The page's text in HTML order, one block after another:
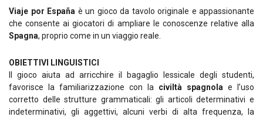
Viaje por España è un gioco da tavolo originale e appassionante
che consente ai giocatori di ampliare le conoscenze relative alla
Spagna, proprio come in un viaggio reale.
OBIETTIVI LINGUISTICI
Il gioco aiuta ad arricchire il bagaglio lessicale degli studenti,
favorisce la familiarizzazione con la civiltà spagnola e l’uso
corretto delle strutture grammaticali: gli articoli determinativi e
indeterminativi, gli aggettivi, alcuni verbi di alta frequenza, la